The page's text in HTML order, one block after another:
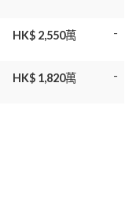
HK$ 2,550萬 -
HK$ 1,820萬 -